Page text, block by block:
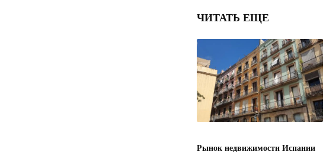
ЧИТАТЬ ЕЩЕ
Рынок недвижимости Испании